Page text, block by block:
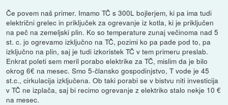
Če povem naš primer. Imamo TČ s 300L bojlerjem, ki pa ima tudi
električni grelec in priključek za ogrevanje iz kotla, ki je priključen
na peč na zemeljski plin. Ko so temperature zunaj večinoma nad 5
st. c. jo ogrevamo izključno na TČ, pozimi ko pa pade pod to, pa
izključno na plin, saj je tudi izkoristek TČ v tem primeru preslab.
Enkrat poleti sem meril porabo elektrike za TČ, mislim da je bilo
okrog 6€ na mesec. Smo 5-člansko gospodinjstvo, T vode je 45
st.c., cirkulacija izključena. Ob taki porabi se v bistvu niti investicija
v TČ ne izplača, saj bi recimo ogrevanje z elektriko stalo nekje 10 €
na mesec.